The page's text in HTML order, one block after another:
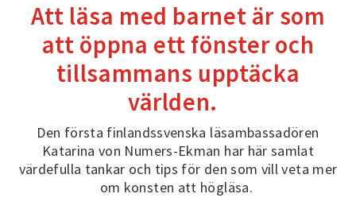
Att läsa med barnet är som
att öppna ett fönster och
tillsammans upptäcka
världen.
Den första finlandssvenska läsambassadören
Katarina von Numers-Ekman har här samlat
värdefulla tankar och tips för den som vill veta mer
om konsten att högläsa.